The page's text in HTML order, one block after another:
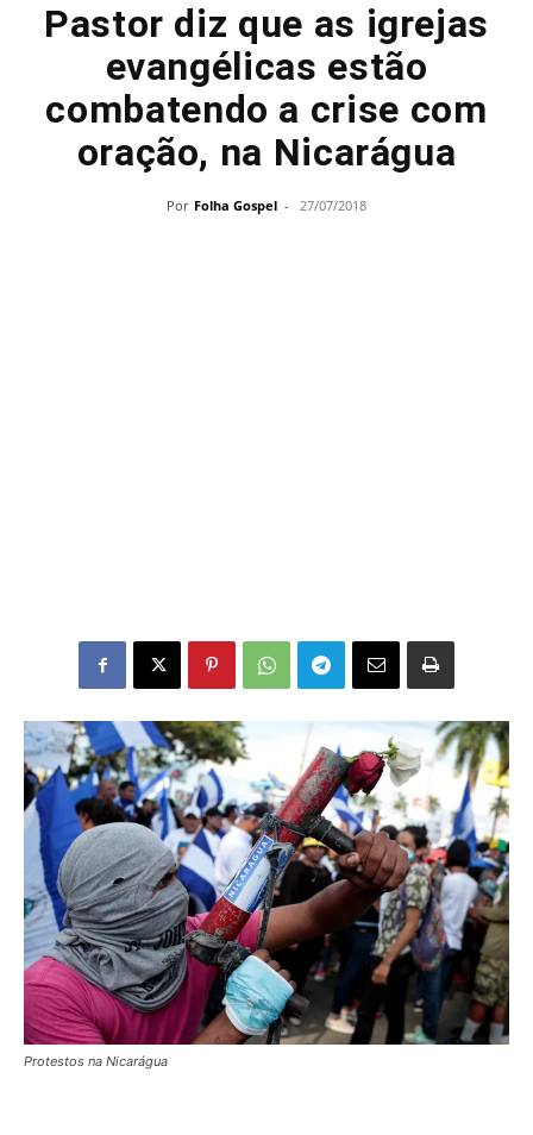
Pastor diz que as igrejas
evangélicas estão
combatendo a crise com
oração, na Nicarágua
Por Folha Gospel - 27/07/2018
Protestos na Nicarágua